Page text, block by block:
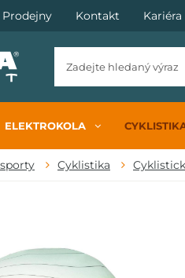
Prodejny Kontakt Kariéra
ELEKTROKOLA
Cyklistika